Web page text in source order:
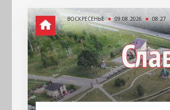
ВОСКРЕСЕНЬЕ 09.08.2026 08:27